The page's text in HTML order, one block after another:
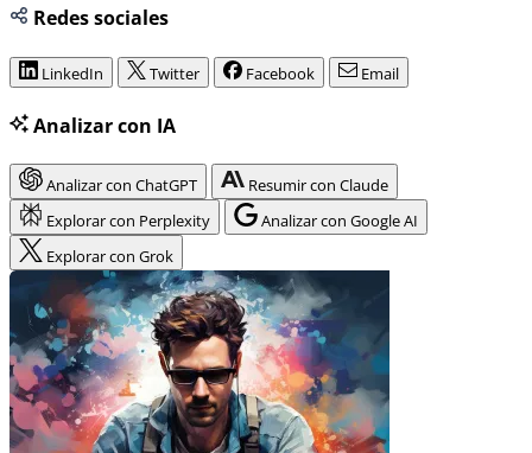
Redes sociales
LinkedIn Twitter Facebook Email
Analizar con IA
Analizar con ChatGPT
Resumir con Claude
Explorar con Perplexity
Analizar con Google AI
Explorar con Grok